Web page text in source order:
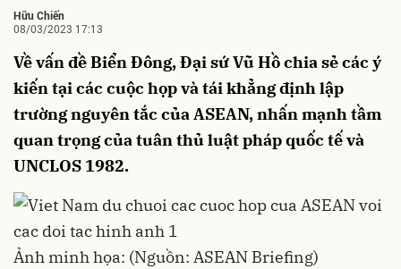
Hữu Chiến
08/03/2023 17:13
Về vấn đề Biển Đông, Đại sứ Vũ Hồ chia sẻ các ý
kiến tại các cuộc họp và tái khẳng định lập
trường nguyên tắc của ASEAN, nhấn mạnh tầm
quan trọng của tuân thủ luật pháp quốc tế và
UNCLOS 1982.
Ảnh minh họa: (Nguồn: ASEAN Briefing)
Hủy Gửi